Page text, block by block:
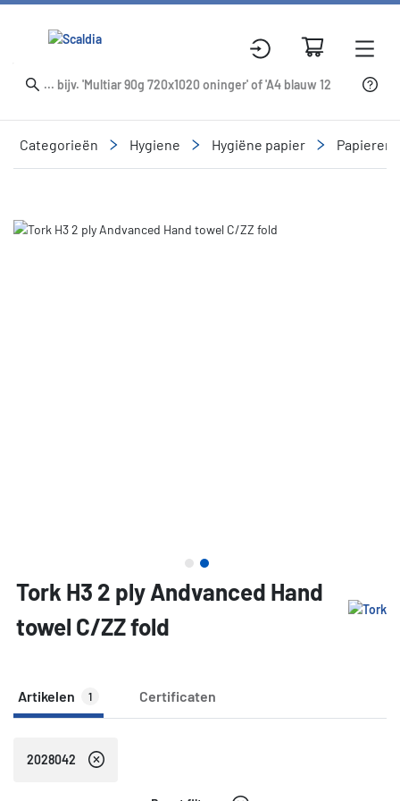
Categorieën Hygiene Hygiëne papier Papieren
Slide 2 of 2
Tork H3 2 ply Andvanced Hand
towel C/ZZ fold
Artikelen 1 Certificaten
2028042